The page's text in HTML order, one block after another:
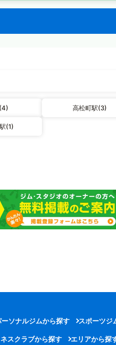
高松町駅(3)
(1)
ーソナルジムから探す スポーツジ
スクラブから探す エリアから探